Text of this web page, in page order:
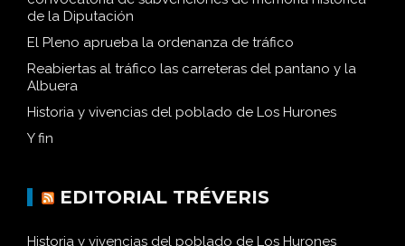
de la Diputación
El Pleno aprueba la ordenanza de tráfico
Reabiertas al tráfico las carreteras del pantano y la
Albuera
Historia y vivencias del poblado de Los Hurones
Y fin
EDITORIAL TRÉVERIS
Historia y vivencias del poblado de Los Hurones